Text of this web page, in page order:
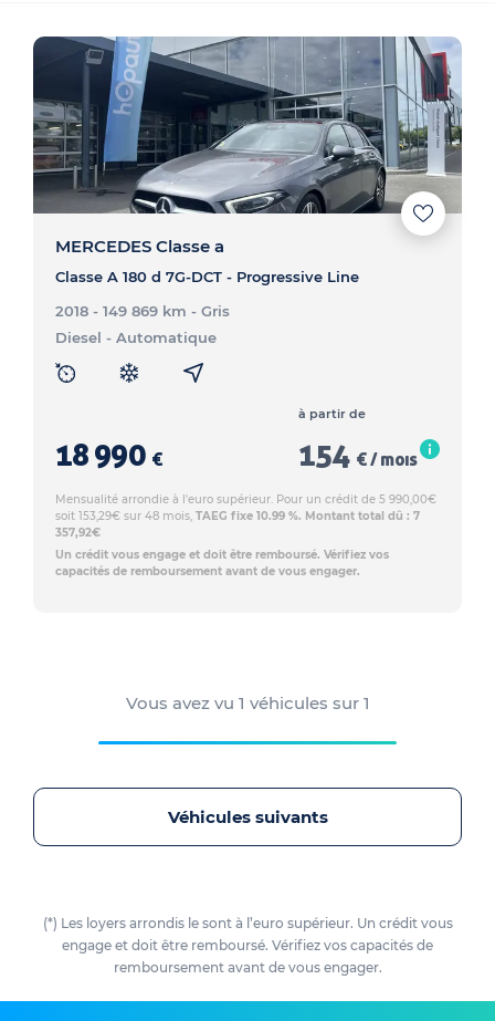
nous avons en stock. À la recherche d’une offre
intéressante pour acheter une
occasion à laval? Chez
hOpauto nous optimisons les prix sur nos véhicules
pour rendre l'achat automobile plus accessible et moins
contraignant. Rendez-vous dans votre hOpauto Store à
laval pour y voir votre future voiture mercedes occasion
à laval. En plus nos véhicules sont révisés et garantis 12
MERCEDES Classe a
Classe A 180 d 7G-DCT - Progressive Line
2018 - 149 869 km - Gris
Diesel - Automatique
18 990 €
à partir de
154 € / mois
Mensualité arrondie à l'euro supérieur. Pour un crédit de 5 990,00€
soit 153,29€ sur 48 mois, TAEG fixe 10.99 %. Montant total dû : 7
357,92€
Un crédit vous engage et doit être remboursé. Vérifiez vos
capacités de remboursement avant de vous engager.
Vous avez vu 1 véhicules sur 1
Véhicules suivants
(*) Les loyers arrondis le sont à l’euro supérieur. Un crédit vous
engage et doit être remboursé. Vérifiez vos capacités de
remboursement avant de vous engager.